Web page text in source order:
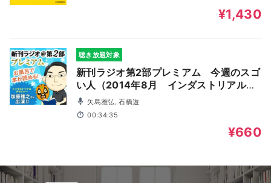
¥1,430
聴き放題対象
新刊ラジオ第2部プレミアム 今週のスゴ
い人（2014年8月 インダストリアルデ
ザイナー加藤雅之さん）
矢島雅弘, 石橋遊
00:34:35
¥660